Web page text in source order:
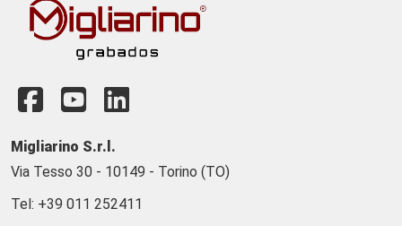
Migliarino S.r.l.
Via Tesso 30 - 10149 - Torino (TO)
Tel: +39 011 252411